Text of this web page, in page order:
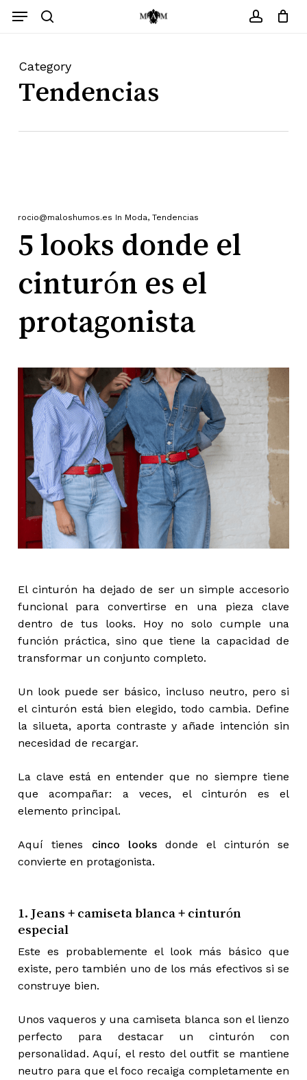
Menu
Category
Tendencias
rocio@maloshumos.es In Moda, Tendencias
5 looks donde el
cinturón es el
protagonista
El cinturón ha dejado de ser un simple accesorio
funcional para convertirse en una pieza clave
dentro de tus looks. Hoy no solo cumple una
función práctica, sino que tiene la capacidad de
transformar un conjunto completo.
Un look puede ser básico, incluso neutro, pero si
el cinturón está bien elegido, todo cambia. Define
la silueta, aporta contraste y añade intención sin
necesidad de recargar.
La clave está en entender que no siempre tiene
que acompañar: a veces, el cinturón es el
elemento principal.
Aquí tienes cinco looksdonde el cinturón se
convierte en protagonista.
1. Jeans + camiseta blanca + cinturón
especial
Este es probablemente el look más básico que
existe, pero también uno de los más efectivos si se
construye bien.
Unos vaqueros y una camiseta blanca son el lienzo
perfecto para destacar un cinturón con
personalidad. Aquí, el resto del outfit se mantiene
neutro para que el foco recaiga completamente en
Menu